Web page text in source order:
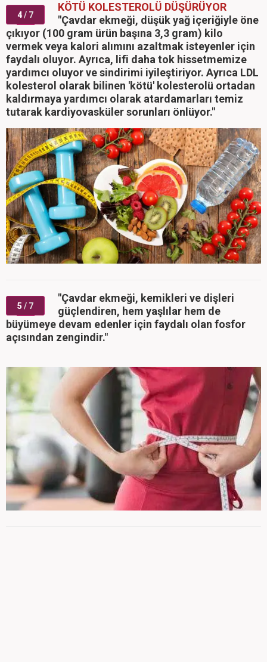
4/ 7
KÖTÜ KOLESTEROLÜ DÜŞÜRÜYOR
"Çavdar ekmeği, düşük yağ içeriğiyle öne
çıkıyor (100 gram ürün başına 3,3 gram) kilo
vermek veya kalori alımını azaltmak isteyenler için
faydalı oluyor. Ayrıca, lifi daha tok hissetmemize
yardımcı oluyor ve sindirimi iyileştiriyor. Ayrıca LDL
kolesterol olarak bilinen 'kötü' kolesterolü ortadan
kaldırmaya yardımcı olarak atardamarları temiz
tutarak kardiyovasküler sorunları önlüyor."
5 / 7
"Çavdar ekmeği, kemikleri ve dişleri
güçlendiren, hem yaşlılar hem de
büyümeye devam edenler için faydalı olan fosfor
açısından zengindir."